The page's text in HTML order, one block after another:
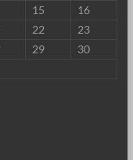
15
16
22
23
29
30